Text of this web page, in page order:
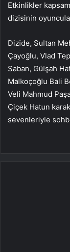
Etkinlikler
dizisinin
Dizide, Sultan
Çayoğlu, Vlad
Saban, Gülşah
Malkoçoğlu Bali
Veli Mahmud
Çiçek Hatun
sevenleriyle